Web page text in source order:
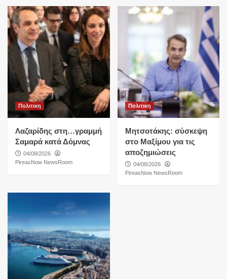
Πολιτικη
Λαζαρίδης στη…γραμμή
Σαμαρά κατά Δόμνας
04/08/2026
PireasNow NewsRoom
Πολιτικη
Μητσοτάκης: σύσκεψη
στο Μαξίμου για τις
αποζημιώσεις
04/08/2026
PireasNow NewsRoom